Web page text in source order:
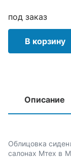
под заказ
В корзину
Описание
Облицовка
салонах Мтех в